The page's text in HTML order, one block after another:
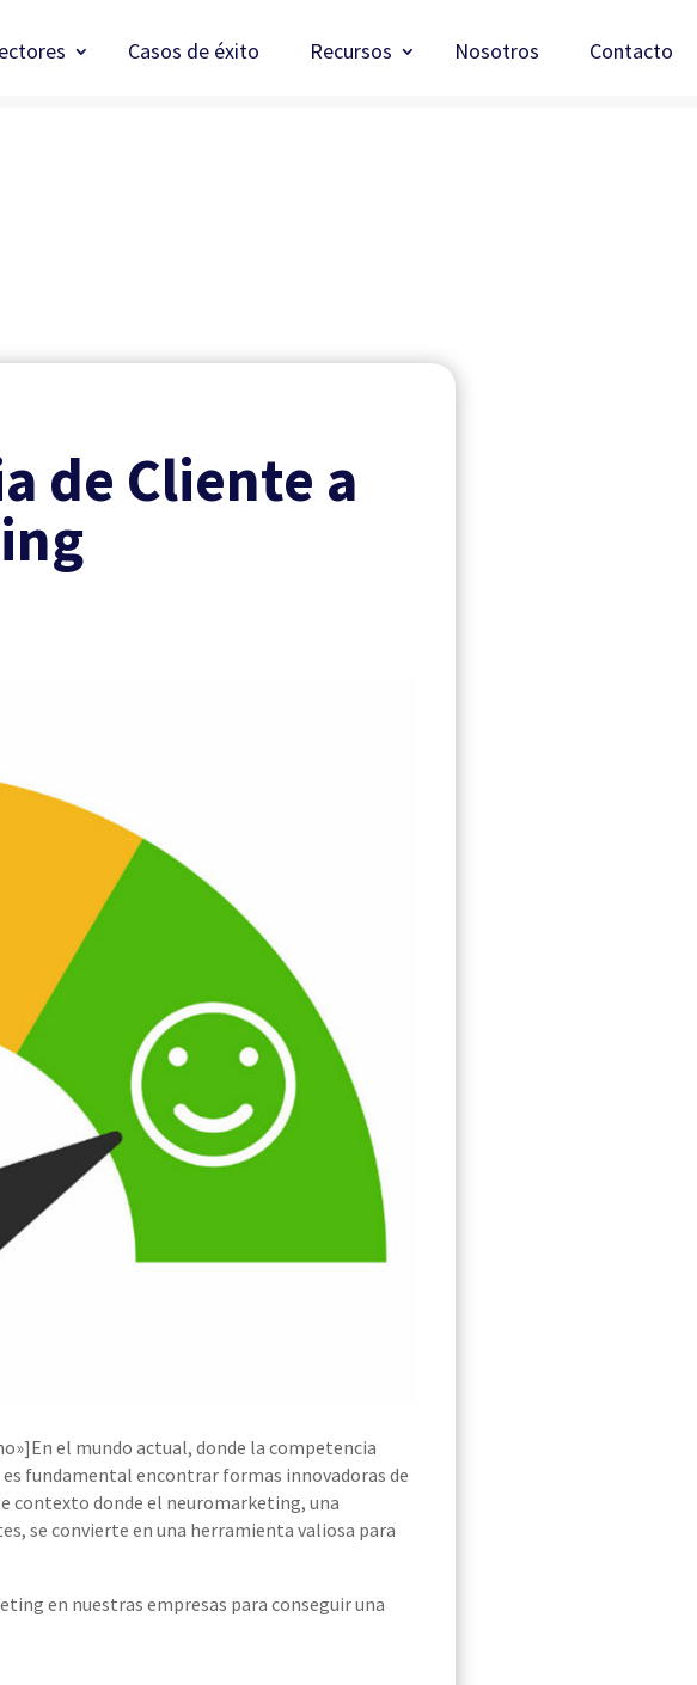
Casos de éxito Recursos Nosotros Contacto
de Cliente a
el mundo actual, donde la competencia
es fundamental encontrar formas innovadoras de
contexto donde el neuromarketing, una
se convierte en una herramienta valiosa para
en nuestras empresas para conseguir una